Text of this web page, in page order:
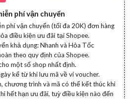
phí vận chuyển
phí vận chuyển (tối đa 20K) đơn hàng
điều kiện ưu đãi tại Shopee.
khả dụng: Nhanh và Hỏa Tốc
theo quy định của Shopee.
một số shop nhất định.
kể từ khi lưu mã về ví voucher.
chương trình và mã có thể kết thúc khi
hết hạn ưu đãi, tuỳ điều kiện nào đến